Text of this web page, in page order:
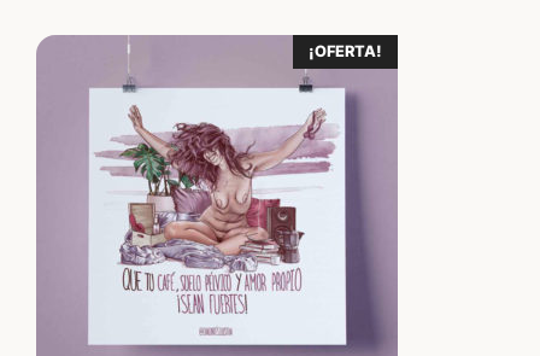
original
era:
20,50 €.
actual
es:
17,82 €.
¡OFERTA!